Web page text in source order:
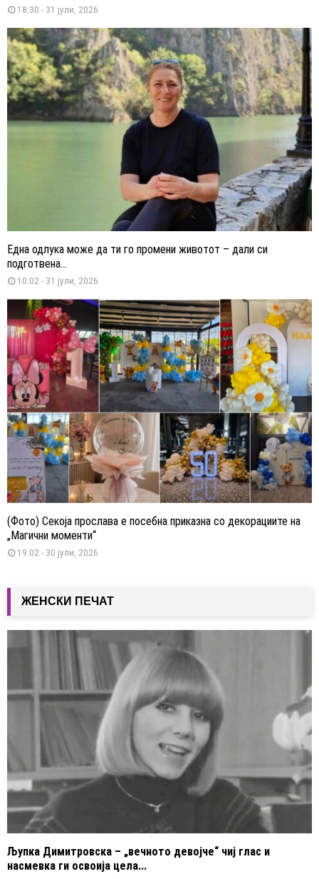
18:30 - 31 јули, 2026
Една одлука може да ти го промени животот – дали си
подготвена...
10:02 - 31 јули, 2026
(Фото) Секоја прослава е посебна приказна со декорациите на
„Магични моменти“
19:02 - 30 јули, 2026
ЖЕНСКИ ПЕЧАТ
Љупка Димитровска – „вечното девојче“ чиј глас и
насмевка ги освоија цела...